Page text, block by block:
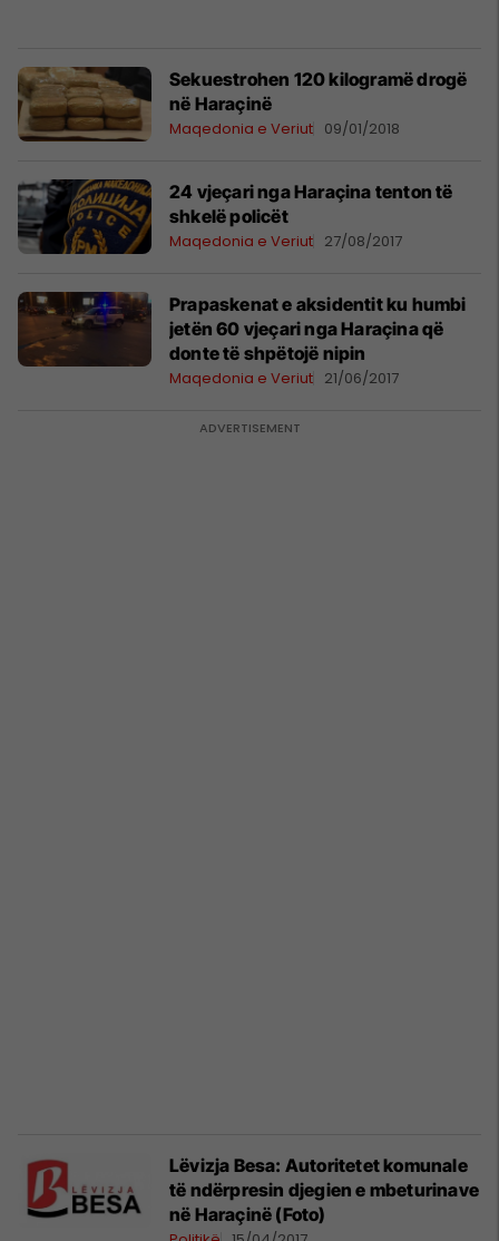
Sekuestrohen 120 kilogramë drogë
në Haraçinë
Maqedonia e Veriut 09/01/2018
24 vjeçari nga Haraçina tenton të
shkelë policët
Maqedonia e Veriut 27/08/2017
Prapaskenat e aksidentit ku humbi
jetën 60 vjeçari nga Haraçina që
donte të shpëtojë nipin
Maqedonia e Veriut 21/06/2017
Lëvizja Besa: Autoritetet komunale
të ndërpresin djegien e mbeturinave
në Haraçinë (Foto)